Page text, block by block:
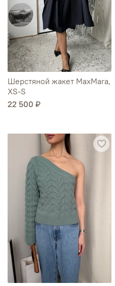
Шерстяной жакет MaxMara,
XS-S
22 500 ₽